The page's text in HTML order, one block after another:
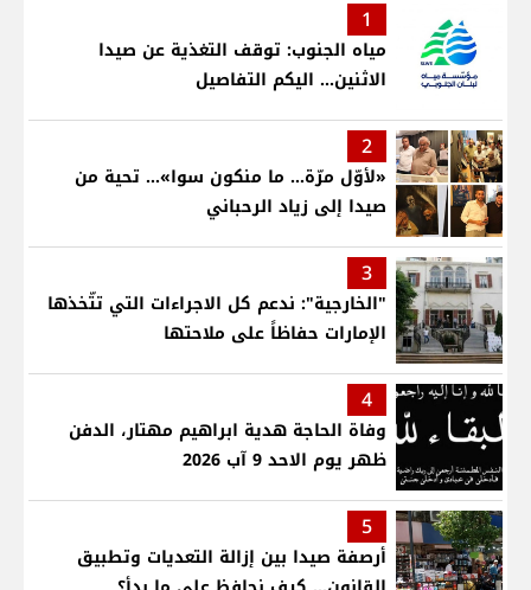
1
مياه الجنوب: توقف التغذية عن صيدا
الاثنين... اليكم التفاصيل
2
«لأوّل مرّة… ما منكون سوا»… تحية من
صيدا إلى زياد الرحباني
3
"الخارجية": ندعم كل الاجراءات التي تتّخذها
الإمارات حفاظاً على ملاحتها
4
وفاة الحاجة هدية ابراهيم مهتار، الدفن
ظهر يوم الاحد 9 آب 2026
5
أرصفة صيدا بين إزالة التعديات وتطبيق